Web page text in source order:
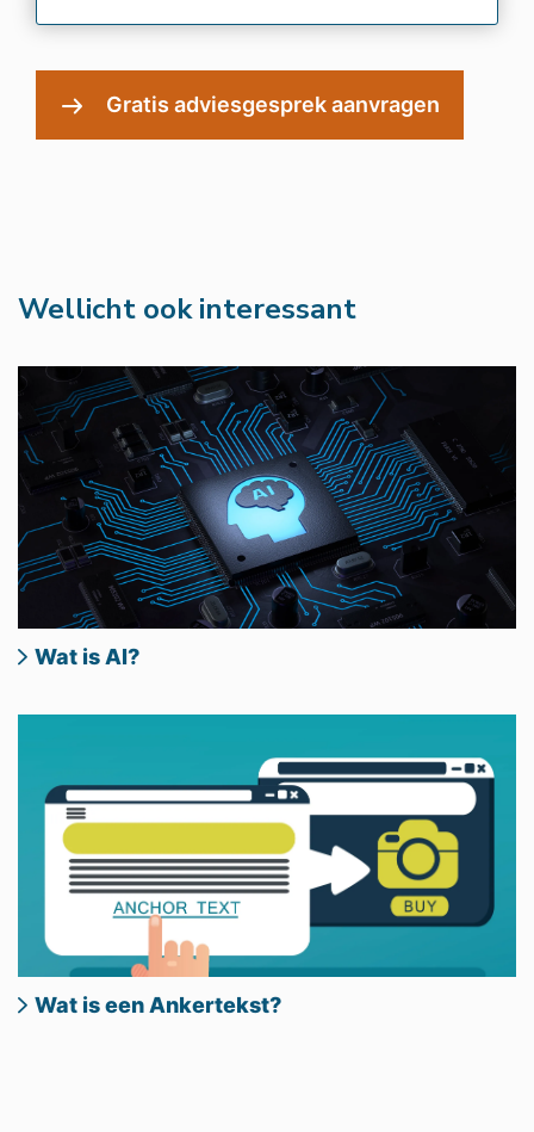
Wellicht ook interessant
Wat is AI?
Wat is een Ankertekst?